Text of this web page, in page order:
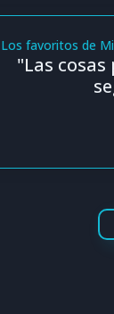
Los favoritos de
"Las